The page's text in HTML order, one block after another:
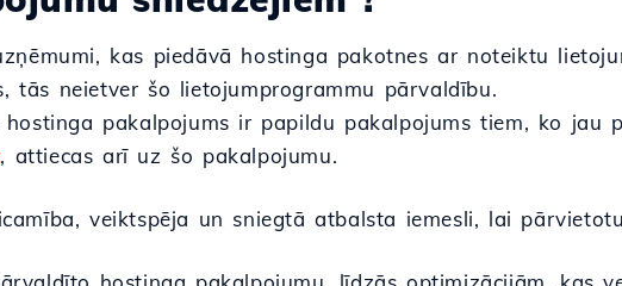
kas piedāvā hostinga pakotnes ar noteiktu
tās neietver šo lietojumprogrammu pārvaldību.
pakalpojums ir papildu pakalpojums tiem, ko jau
, attiecas arī uz šo pakalpojumu.
veiktspēja un sniegtā atbalsta iemesli, lai